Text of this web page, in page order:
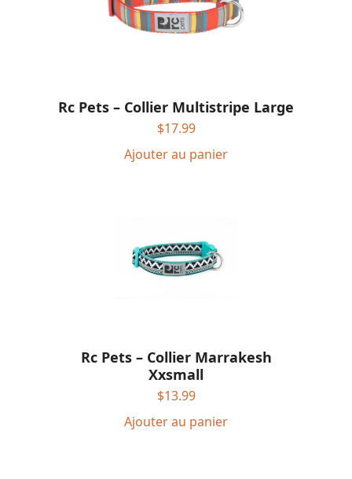
Rc Pets – Collier Multistripe Large
$17.99
Ajouter au panier
Rc Pets – Collier Marrakesh
Xxsmall
$13.99
Ajouter au panier